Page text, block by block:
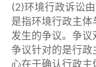
(2)环境行政诉讼
是指环境行政主
发生的争议。争议
争议针对的是行
心在于确认行政